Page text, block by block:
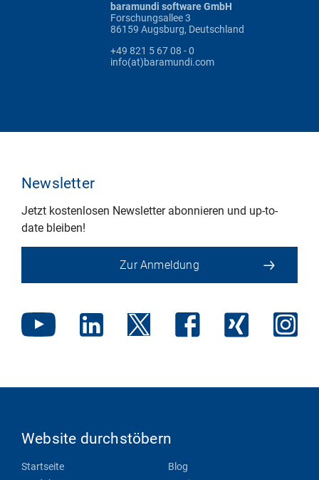
baramundi software GmbH
Forschungsallee 3
86159 Augsburg, Deutschland
+49 821 5 67 08 - 0
info(at)baramundi.com
Newsletter
Jetzt kostenlosen Newsletter abonnieren und up-to-
date bleiben!
Zur Anmeldung
Website durchstöbern
Startseite
Blog